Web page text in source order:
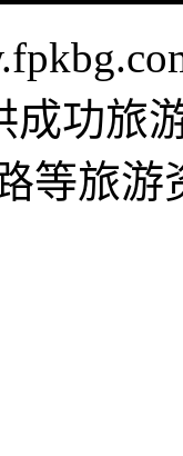
成功旅
等旅游